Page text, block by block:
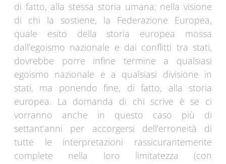
di fatto, alla stessa storia umana; nella visione
di chi la sostiene, la Federazione Europea,
quale esito della storia europea mossa
dall’egoismo nazionale e dai conflitti tra stati,
dovrebbe porre infine termine a qualsiasi
egoismo nazionale e a qualsiasi divisione in
stati, ma ponendo fine, di fatto, alla storia
europea. La domanda di chi scrive è se ci
vorranno anche in questo caso più di
settant’anni per accorgersi dell’erroneità di
tutte le interpretazioni rassicurantemente
complete nella loro limitatezza (con